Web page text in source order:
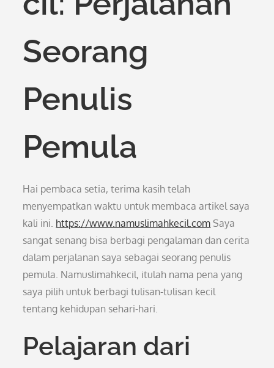
Seorang
Penulis
Pemula
Hai pembaca setia, terima kasih telah
menyempatkan waktu untuk membaca artikel saya
kali ini. https://www.namuslimahkecil.com Saya
sangat senang bisa berbagi pengalaman dan cerita
dalam perjalanan saya sebagai seorang penulis
pemula. Namuslimahkecil, itulah nama pena yang
saya pilih untuk berbagi tulisan-tulisan kecil
tentang kehidupan sehari-hari.
Pelajaran dari